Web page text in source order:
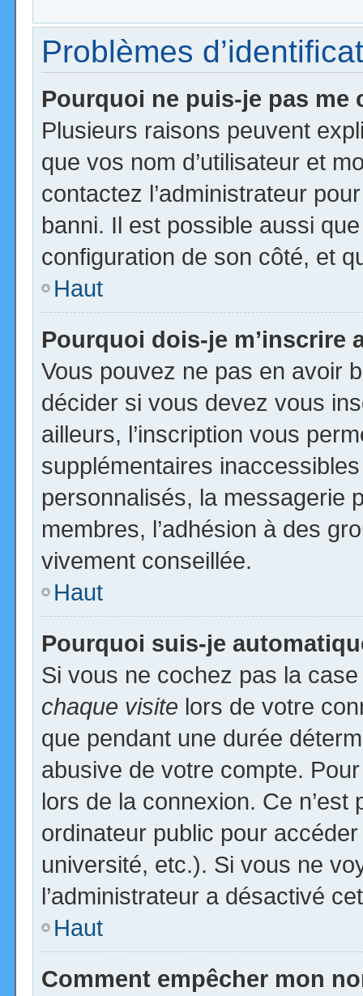
Problèmes
Pourquoi ne puis-je pas me
Plusieurs raisons peuvent
que vos nom d’utilisateur et
contactez l’administrateur
banni. Il est possible aussi
configuration de son côté, et
Haut
Pourquoi dois-je m’inscrire
Vous pouvez ne pas en avoir
décider si vous devez vous
ailleurs, l’inscription vous
supplémentaires
personnalisés, la messagerie
membres, l’adhésion à des
vivement conseillée.
Haut
Pourquoi suis-je
Si vous ne cochez pas la
chaque visite lors de votre
que pendant une durée
abusive de votre compte.
lors de la connexion. Ce
ordinateur public pour
université, etc.). Si vous ne
l’administrateur a désactivé
Haut
Comment empêcher mon